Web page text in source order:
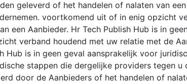
geleverd of het handelen of nalaten van
voortkomend uit of in enig opzicht
een Aanbieder. Hr Tech Publish Hub is in
verband houdend met uw relatie met de
Hub is in geen geval aansprakelijk voor
stappen die dergelijke providers tegen
door de Aanbieders of het handelen of